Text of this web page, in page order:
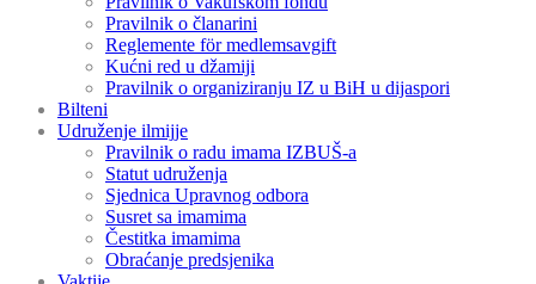
Pravilnik o članarini
Reglemente för medlemsavgift
Kućni red u džamiji
Pravilnik o organiziranju IZ u BiH u dijaspori
Bilteni
Udruženje ilmijje
Pravilnik o radu imama IZBUŠ-a
Statut udruženja
Sjednica Upravnog odbora
Susret sa imamima
Čestitka imamima
Obraćanje predsjenika